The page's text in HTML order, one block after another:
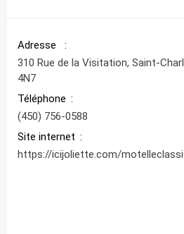
Adresse
310 Rue de la Visitation, Saint-
4N7
Téléphone
(450) 756-0588
Site internet
https://icijoliette.com/